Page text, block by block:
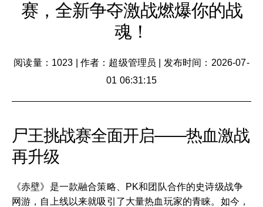
赛，全新争夺激战燃爆你的战
魂！
阅读量：1023 作者：超级管理员
发布时间：2026-07-
01 06:31:15
尸王挑战赛全面开启——热血激战
再升级
《赤壁》是一款融合策略、PK和团队合作的史诗级战争
网游，自上线以来就吸引了大量热血玩家的青睐。如今，